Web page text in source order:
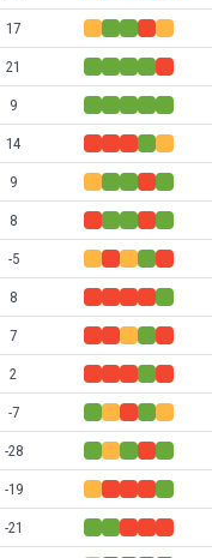
17
21
9
14
9
8
-5
8
7
2
-7
-28
-19
-21